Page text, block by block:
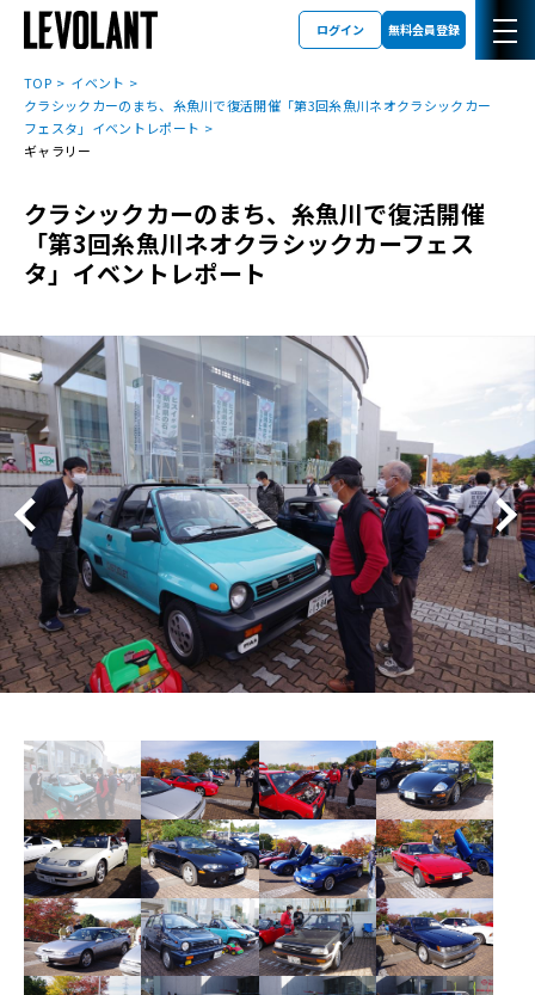
ログイン 無料会員登録
TOP
イベント
クラシックカーのまち、糸魚川で復活開催「第3回糸魚川ネオクラシックカー
フェスタ」イベントレポート
ギャラリー
クラシックカーのまち、糸魚川で復活開催
「第3回糸魚川ネオクラシックカーフェス
タ」イベントレポート